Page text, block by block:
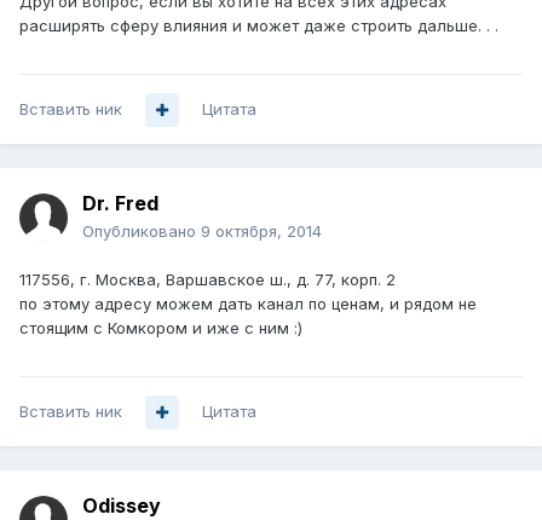
расширять сферу влияния и может даже строить дальше. . .
Вставить ник Цитата
Dr. Fred
Опубликовано 9 октября, 2014
117556, г. Москва, Варшавское ш., д. 77, корп. 2
по этому адресу можем дать канал по ценам, и рядом не
стоящим с Комкором и иже с ним :)
Вставить ник Цитата
Odissey